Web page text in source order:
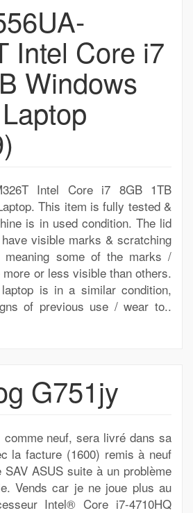
Intel Core i7
Windows
Intel Core i7 8GB 1TB
This item is fully tested &
is in used condition. The lid
visible marks & scratching
meaning some of the marks /
or less visible than others.
is in a similar condition,
of previous use / wear to..
G751jy
neuf, sera livré dans sa
la facture (1600) remis à neuf
ASUS suite à un problème
Vends car je ne joue plus au
Intel® Core i7-4710HQ